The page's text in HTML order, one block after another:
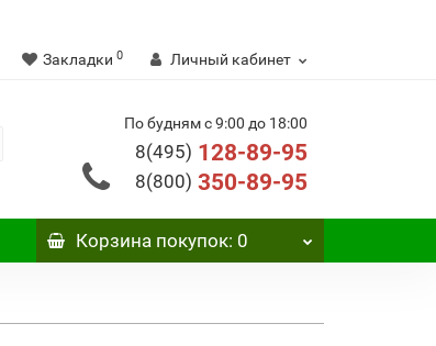
Закладки 0 Личный кабинет
По будням с 9:00 до 18:00
8(495) 128-89-95
8(800) 350-89-95
Корзинапокупок: 0